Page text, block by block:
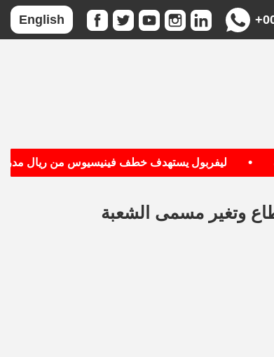
English
ليفربول يستهدف خطف فينيسيوس من ريال مدريد
وتغير مسمى الشعبة